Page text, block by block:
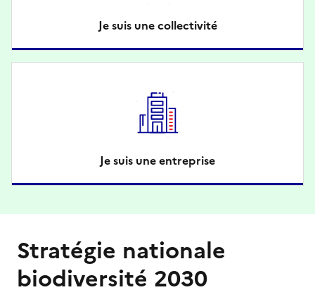
Je suis une collectivité
Je suis une entreprise
Stratégie nationale
biodiversité 2030